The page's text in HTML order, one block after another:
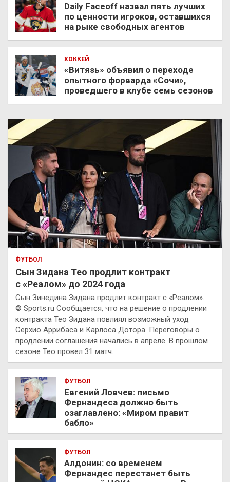
Daily Faceoff назвал пять лучших
по ценности игроков, оставшихся
на рыке свободных агентов
ХОККЕЙ
«Витязь» объявил о переходе
опытного форварда «Сочи»,
проведшего в клубе семь сезонов
ФУТБОЛ
Сын Зидана Тео продлит контракт
с «Реалом» до 2024 года
Сын Зинедина Зидана продлит контракт с «Реалом».
© Sports.ru Сообщается, что на решение о продлении
контракта Тео Зидана повлиял возможный уход
Серхио Аррибаса и Карлоса Дотора. Переговоры о
продлении соглашения начались в апреле. В прошлом
сезоне Тео провел 31 матч…
ФУТБОЛ
Евгений Ловчев: письмо
Фернандеса должно быть
озаглавлено: «Миром правит
бабло»
ФУТБОЛ
Алдонин: со временем
Фернандес перестанет быть